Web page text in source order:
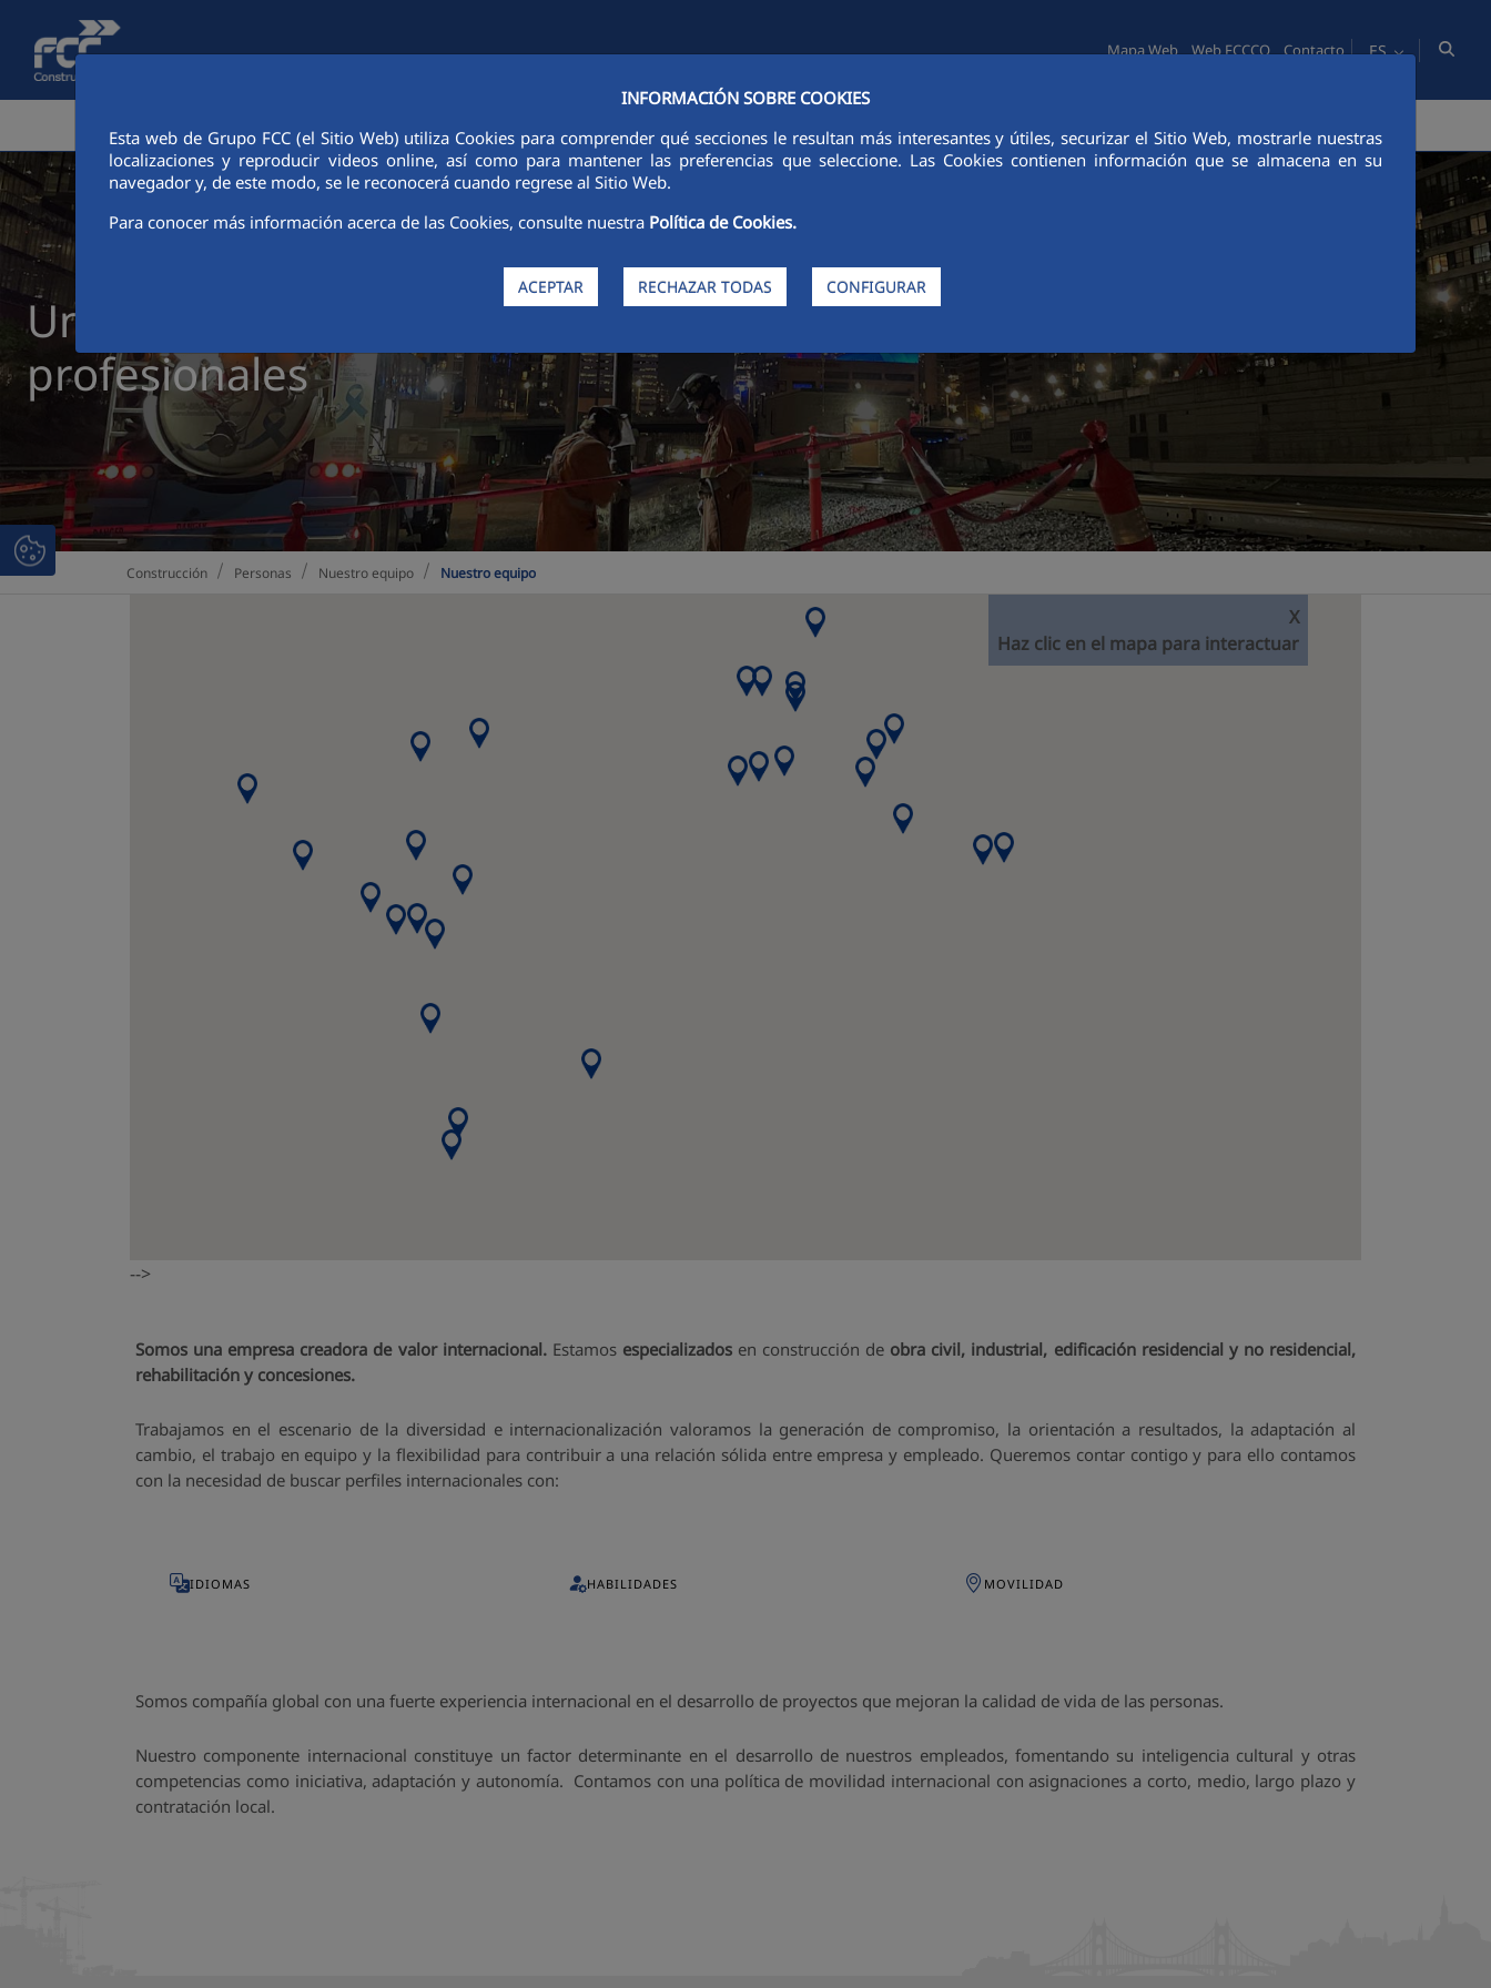
Saltar al contenido principal
INFORMACIÓN SOBRE COOKIES
Esta web de Grupo FCC (el Sitio Web) utiliza Cookies para comprender qué secciones le resultan más interesantes y útiles, securizar el Sitio Web, mostrarle nuestras
localizaciones y reproducir videos online, así como para mantener las preferencias que seleccione. Las Cookies contienen información que se almacena en su
navegador y, de este modo, se le reconocerá cuando regrese al Sitio Web.
Para conocer más información acerca de las Cookies, consulte nuestra Política de Cookies.
ACEPTAR RECHAZAR TODAS CONFIGURAR
Mapa Web Web FCCCO Contacto ES
Un gran equipo de
profesionales
Construcción Personas Nuestro equipo Nuestro equipo
X
Haz clic en el mapa para interactuar
-->
Somos una empresa creadora de valor internacional.Estamos especializadosen construcción de obra civil, industrial, edificación residencial y no residencial,
rehabilitación y concesiones.
Trabajamos en el escenario de la diversidad e internacionalización valoramos la generación de compromiso, la orientación a resultados, la adaptación al
cambio, el trabajo en equipo y la flexibilidad para contribuir a una relación sólida entre empresa y empleado. Queremos contar contigo y para ello contamos
con la necesidad de buscar perfiles internacionales con:
IDIOMAS HABILIDADES MOVILIDAD
Somos compañía global con una fuerte experiencia internacional en el desarrollo de proyectos que mejoran la calidad de vida de las personas.
Nuestro componente internacional constituye un factor determinante en el desarrollo de nuestros empleados, fomentando su inteligencia cultural y otras
competencias como iniciativa, adaptación y autonomía. Contamos con una política de movilidad internacional con asignaciones a corto, medio, largo plazo y
contratación local.